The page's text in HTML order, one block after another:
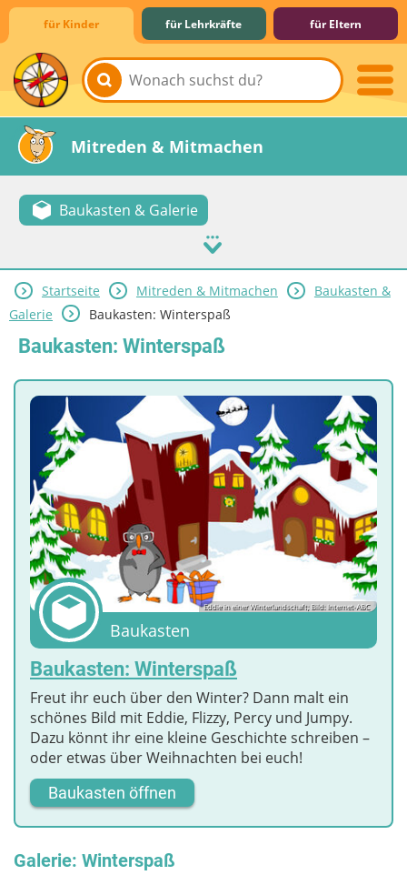
für Kinder für Lehrkräfte für Eltern
Lernen & Schule
Hobby & Freizeit
Spiel & Spaß
Mitreden & Mitmachen
Baukasten & Galerie
Startseite Mitreden & Mitmachen
Baukasten &
Galerie
Baukasten: Winterspaß
Baukasten: Winterspaß
Eddie in einer Winterlandschaft; Bild: Internet-ABC
Baukasten
Baukasten: Winterspaß
Freut ihr euch über den Winter? Dann malt ein
schönes Bild mit Eddie, Flizzy, Percy und Jumpy.
Dazu könnt ihr eine kleine Geschichte schreiben –
oder etwas über Weihnachten bei euch!
Baukasten öffnen
Galerie: Winterspaß